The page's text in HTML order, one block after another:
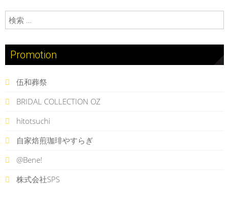
検索:
Promotion
伍和葬祭
BRIDAL COLLECTION OZ
hitotsuchi
自家焙煎珈琲やすらぎ
@Bene!
株式会社SPS